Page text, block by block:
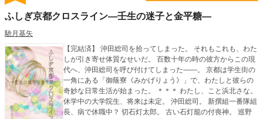
ふしぎ京都クロスライン―壬生の迷子と金平糖―
馳月基矢
【完結済】 沖田総司を拾ってしまった。 それもこれも、わた
しが引き寄せ体質なせいだ。 百数十年の時の彼方からこの現
代へ、沖田総司を呼び付けてしまった――。 京都は学生街の
一角にある「御蔭寮《みかげりょう》」で、わたしと彼らの
奇妙な日常生活が始まった。 ＊＊＊ わたし、こと浜北さな。
休学中の大学院生、将来は未定。 沖田総司。 新撰組一番隊組
長、病で休職中？ 切石灯太郎。 古い石灯籠の付喪神。 巡野